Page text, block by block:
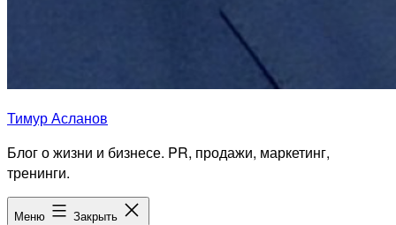
Тимур Асланов
Блог о жизни и бизнесе. PR, продажи, маркетинг,
тренинги.
Меню Закрыть